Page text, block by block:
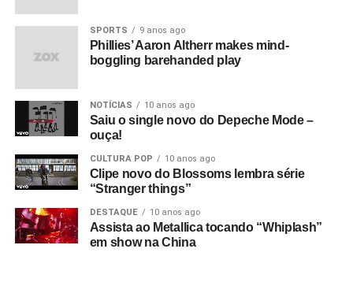
SPORTS 9 anos ago
Phillies’ Aaron Altherr makes mind-
boggling barehanded play
NOTÍCIAS 10 anos ago
Saiu o single novo do Depeche Mode –
ouça!
CULTURA POP 10 anos ago
Clipe novo do Blossoms lembra série
“Stranger things”
DESTAQUE 10 anos ago
Assista ao Metallica tocando “Whiplash”
em show na China